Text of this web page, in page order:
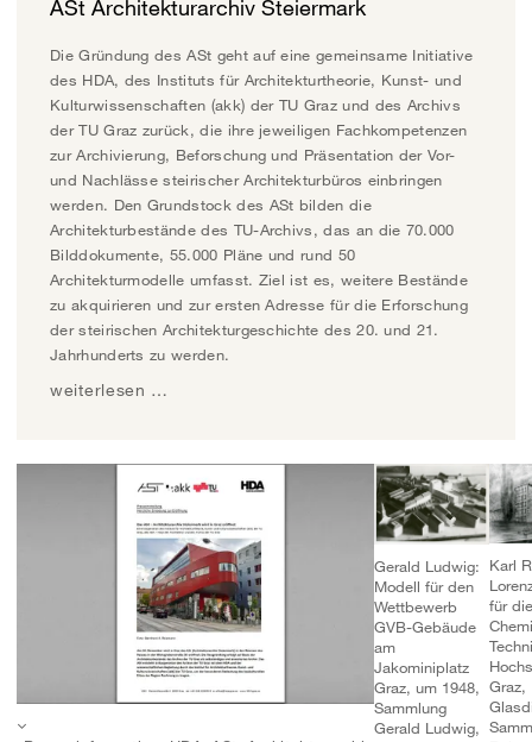
ASt Architekturarchiv Steiermark
Die Gründung des ASt geht auf eine gemeinsame Initiative
des HDA, des Instituts für Architekturtheorie, Kunst- und
Kulturwissenschaften (akk) der TU Graz und des Archivs
der TU Graz zurück, die ihre jeweiligen Fachkompetenzen
zur Archivierung, Beforschung und Präsentation der Vor-
und Nachlässe steirischer Architekturbüros einbringen
werden. Den Grundstock des ASt bilden die
Architekturbestände des TU-Archivs, das an die 70.000
Bilddokumente, 55.000 Pläne und rund 50
Architekturmodelle umfasst. Ziel ist es, weitere Bestände
zu akquirieren und zur ersten Adresse für die Erforschung
der steirischen Architekturgeschichte des 20. und 21.
Jahrhunderts zu werden.
weiterlesen …
Gerald Ludwig:
Modell für den
Wettbewerb
GVB-Gebäude
am
Jakominiplatz
Graz, um 1948,
Sammlung
Gerald Ludwig,
Karl
für
Graz,